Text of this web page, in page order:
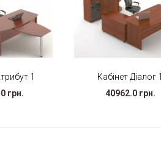
1
грн.
Кабінет Діалог 1
40962.0 грн.